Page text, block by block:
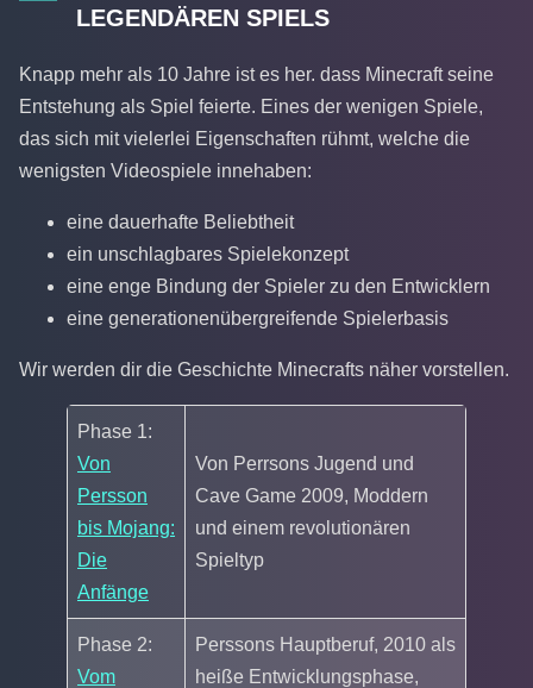
LEGENDÄREN SPIELS
Knapp mehr als 10 Jahre ist es her. dass Minecraft seine
Entstehung als Spiel feierte. Eines der wenigen Spiele,
das sich mit vielerlei Eigenschaften rühmt, welche die
wenigsten Videospiele innehaben:
eine dauerhafte Beliebtheit
ein unschlagbares Spielekonzept
eine enge Bindung der Spieler zu den Entwicklern
eine generationenübergreifende Spielerbasis
Wir werden dir die Geschichte Minecrafts näher vorstellen.
Phase 1:
Von
Persson
bis Mojang:
Die
Anfänge
Von Perrsons Jugend und
Cave Game 2009, Moddern
und einem revolutionären
Spieltyp
Phase 2:
Vom
Perssons Hauptberuf, 2010 als
heiße Entwicklungsphase,